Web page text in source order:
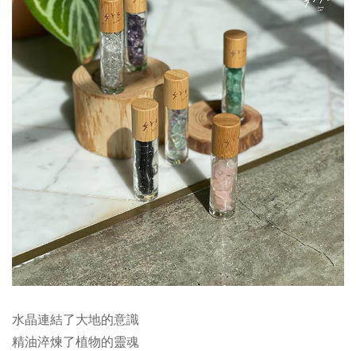
水晶連結了大地的意識
精油淬煉了植物的靈魂